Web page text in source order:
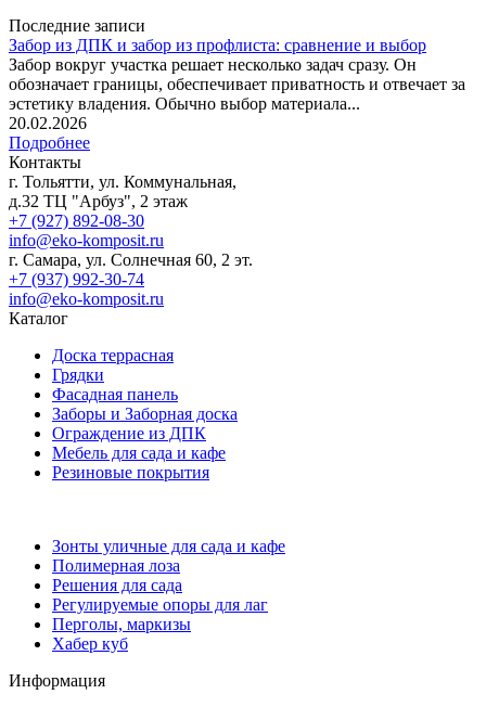
Последние записи
Забор из ДПК и забор из профлиста: сравнение и выбор
Забор вокруг участка решает несколько задач сразу. Он
обозначает границы, обеспечивает приватность и отвечает за
эстетику владения. Обычно выбор материала...
20.02.2026
Подробнее
Контакты
г. Тольятти, ул. Коммунальная,
д.32 ТЦ "Арбуз", 2 этаж
+7 (927) 892-08-30
info@eko-komposit.ru
г. Самара, ул. Солнечная 60, 2 эт.
+7 (937) 992-30-74
info@eko-komposit.ru
Каталог
Доска террасная
Грядки
Фасадная панель
Заборы и Заборная доска
Ограждение из ДПК
Мебель для сада и кафе
Резиновые покрытия
Зонты уличные для сада и кафе
Полимерная лоза
Решения для сада
Регулируемые опоры для лаг
Перголы, маркизы
Хабер куб
Информация